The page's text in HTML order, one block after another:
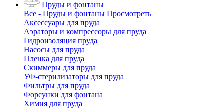
Пруды и фонтаны
Все - Пруды и фонтаны Просмотреть
Аксессуары для пруда
Аэраторы и компрессоры для пруда
Гидроизоляция пруда
Насосы для пруда
Пленка для пруда
Скиммеры для пруда
УФ-стерилизаторы для пруда
Фильтры для пруда
Форсунки для фонтана
Химия для пруда